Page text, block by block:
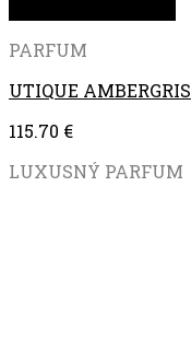
PARFUM
UTIQUE AMBERGRIS
115.70 €
LUXUSNÝ PARFUM